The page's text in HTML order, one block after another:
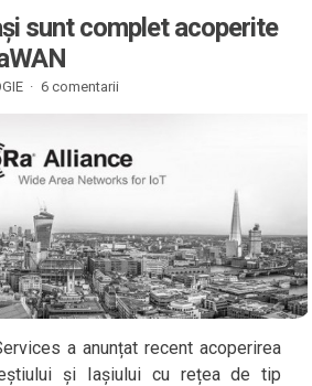
sunt complet acoperite
· 6 comentarii
a anunțat recent acoperirea
și Iașiului cu rețea de tip